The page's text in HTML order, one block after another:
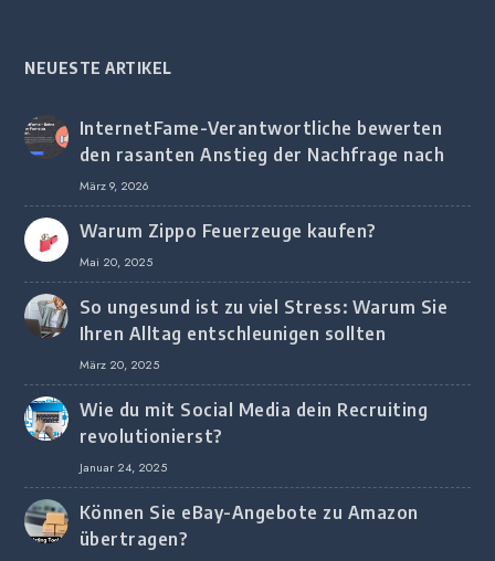
NEUESTE ARTIKEL
InternetFame-Verantwortliche bewerten
den rasanten Anstieg der Nachfrage nach
digitalem Marketing bei deutschen
Unternehmen
März 9, 2026
Warum Zippo Feuerzeuge kaufen?
Mai 20, 2025
So ungesund ist zu viel Stress: Warum Sie
Ihren Alltag entschleunigen sollten
März 20, 2025
Wie du mit Social Media dein Recruiting
revolutionierst?
Januar 24, 2025
Können Sie eBay-Angebote zu Amazon
übertragen?